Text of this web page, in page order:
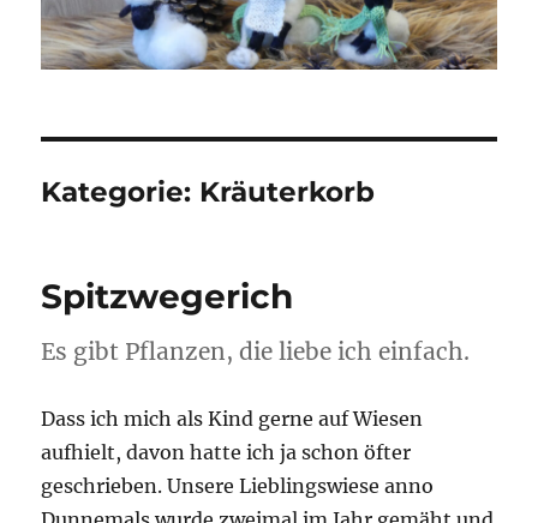
Kategorie: Kräuterkorb
Spitzwegerich
Es gibt Pflanzen, die liebe ich einfach.
Dass ich mich als Kind gerne auf Wiesen
aufhielt, davon hatte ich ja schon öfter
geschrieben. Unsere Lieblingswiese anno